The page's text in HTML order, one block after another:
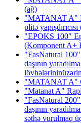
(ağ)
"MATANAT A"
plitə yapışdırıcısı
"EPOKS 100"
(Komponent A+
"FasNatural
daşının
"MATANAT A"
"Matanat A"
"FasNatural
daşının
səthə vurulmaq